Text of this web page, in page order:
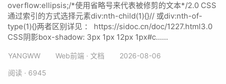
overflow:ellipsis;/*使用省略号来代表被修剪的文本*/2.0 CSS
通过索引的方式选择元素div:nth-child(1){}// 或div:nth-of-
type(1){}两者区别详见 ： https://sidoc.cn/doc/1227.html3.0
CSS阴影box-shadow: 3px 1px 12px 1px#c......
YANGWW Web前端 · 文档
2026-08-06
阅读 · 6945